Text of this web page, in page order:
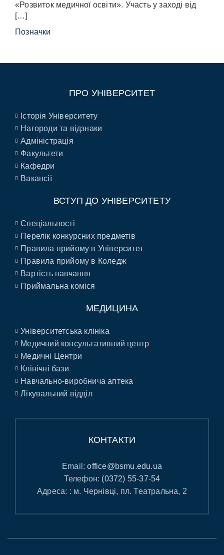
«Розвиток медичної освіти». Участь у заході від
[…]
Позначки
ПРО УНІВЕРСИТЕТ
Історія Університету
Нагороди та відзнаки
Адміністрація
Факультети
Кафедри
Вакансії
ВСТУП ДО УНІВЕРСИТЕТУ
Спеціальності
Перелік конкурсних предметів
Правила прийому в Університет
Правила прийому в Коледж
Вартість навчання
Приймальна коміся
МЕДИЦИНА
Університетська клініка
Медичний консультативний центр
Медичні Центри
Клінічні бази
Навчально-виробнича аптека
Лікувальний відділ
КОНТАКТИ
Email:office@bsmu.edu.ua
Телефон: (0372) 55-37-54
Адреса: : м. Чернівці, пл. Театральна, 2